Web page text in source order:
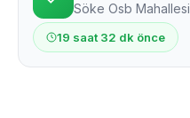
Söke Osb Mahallesi
19 saat 32 dk önce